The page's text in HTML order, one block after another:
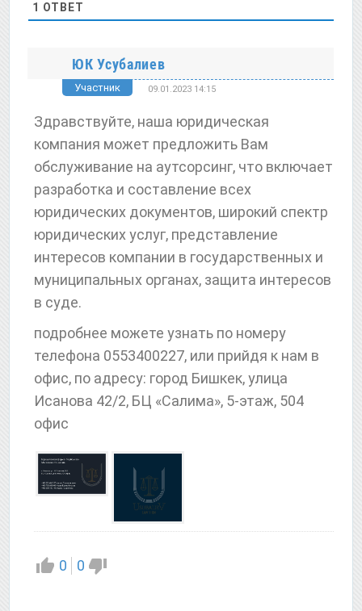
1 ОТВЕТ
ЮК Усубалиев
Участник 09.01.2023 14:15
Здравствуйте, наша юридическая
компания может предложить Вам
обслуживание на аутсорсинг, что включает
разработка и составление всех
юридических документов, широкий спектр
юридических услуг, представление
интересов компании в государственных и
муниципальных органах, защита интересов
в суде.
подробнее можете узнать по номеру
телефона 0553400227, или прийдя к нам в
офис, по адресу: город Бишкек, улица
Исанова 42/2, БЦ «Салима», 5-этаж, 504
офис
0 0